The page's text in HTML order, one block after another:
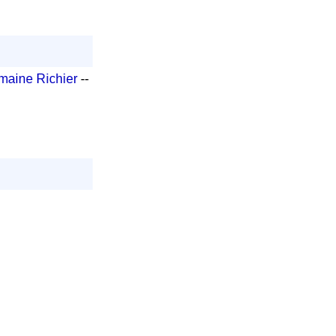
Richier--